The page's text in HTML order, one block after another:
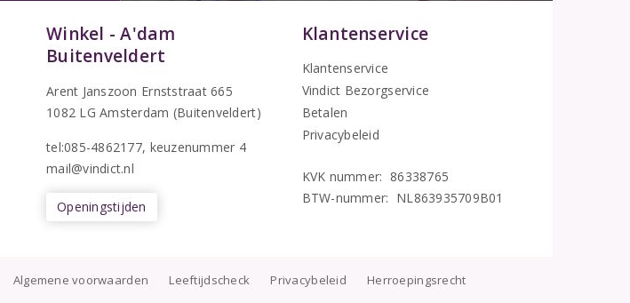
Winkel - A'dam
Buitenveldert
Arent Janszoon Ernststraat 665
1082 LG Amsterdam (Buitenveldert)
tel:085-4862177, keuzenummer 4
mail@vindict.nl
Openingstijden
Klantenservice
Klantenservice
Vindict Bezorgservice
Betalen
Privacybeleid
KVK nummer: 86338765
BTW-nummer: NL863935709B01
Algemene voorwaarden Leeftijdscheck Privacybeleid Herroepingsrecht